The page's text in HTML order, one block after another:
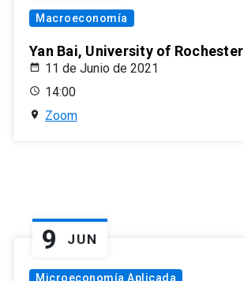
Macroeconomía
Yan Bai, University of Rochester
11 de Junio de 2021
14:00
Zoom
9 JUN
Microeconomía Aplicada